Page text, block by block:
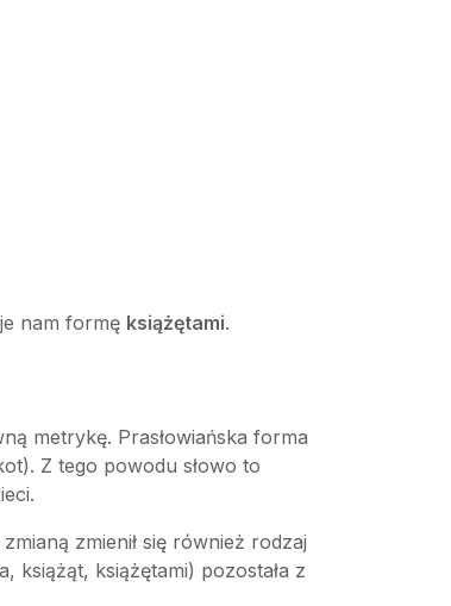
nam formę książętami.
metrykę. Prasłowiańska forma
Z tego powodu słowo to
zmienił się również rodzaj
książąt, książętami) pozostała z